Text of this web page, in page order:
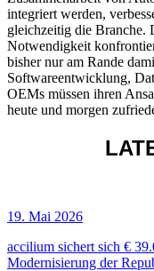
integriert werden,
gleichzeitig die Branche.
Notwendigkeit
bisher nur am Rande
Softwareentwicklung,
OEMs müssen ihren
heute und morgen
19. Mai 2026
accilium sichert sich €
Modernisierung der